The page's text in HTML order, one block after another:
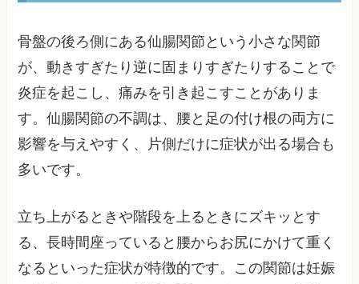
骨盤の後ろ側にある仙腸関節という小さな関節
が、動きすぎたり逆に固まりすぎたりすることで
炎症を起こし、痛みを引き起こすことがありま
す。仙腸関節の不調は、腰と足の付け根の両方に
影響を与えやすく、片側だけに症状が出る場合も
多いです。
立ち上がるときや階段を上るときにズキッとす
る、長時間座っていると腰からお尻にかけて重く
なるといった症状が特徴的です。この関節は妊娠